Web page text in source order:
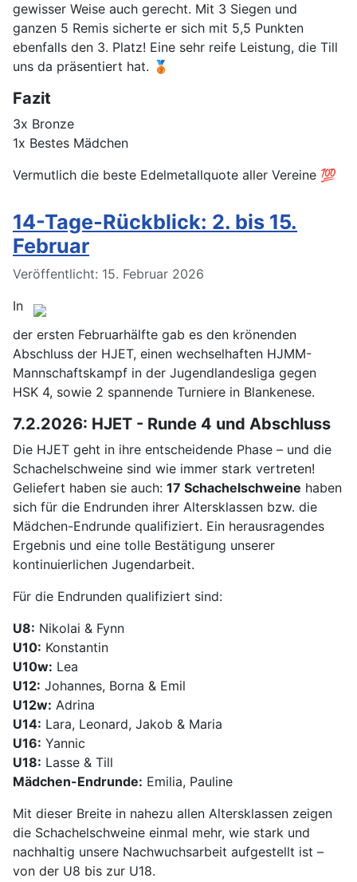
gewisser Weise auch gerecht. Mit 3 Siegen und
ganzen 5 Remis sicherte er sich mit 5,5 Punkten
ebenfalls den 3. Platz! Eine sehr reife Leistung, die Till
uns da präsentiert hat. 🥉
Fazit
3x Bronze
1x Bestes Mädchen
Vermutlich die beste Edelmetallquote aller Vereine 💯
14-Tage-Rückblick: 2. bis 15.
Februar
Details
Veröffentlicht: 15. Februar 2026
In
der ersten Februarhälfte gab es den krönenden
Abschluss der HJET, einen wechselhaften HJMM-
Mannschaftskampf in der Jugendlandesliga gegen
HSK 4, sowie 2 spannende Turniere in Blankenese.
7.2.2026: HJET - Runde 4 und Abschluss
Die HJET geht in ihre entscheidende Phase – und die
Schachelschweine sind wie immer stark vertreten!
Geliefert haben sie auch: 17 Schachelschweine haben
sich für die Endrunden ihrer Altersklassen bzw. die
Mädchen-Endrunde qualifiziert. Ein herausragendes
Ergebnis und eine tolle Bestätigung unserer
kontinuierlichen Jugendarbeit.
Für die Endrunden qualifiziert sind:
U8: Nikolai & Fynn
U10: Konstantin
U10w: Lea
U12: Johannes, Borna & Emil
U12w: Adrina
U14: Lara, Leonard, Jakob & Maria
U16: Yannic
U18: Lasse & Till
Mädchen-Endrunde: Emilia, Pauline
Mit dieser Breite in nahezu allen Altersklassen zeigen
die Schachelschweine einmal mehr, wie stark und
nachhaltig unsere Nachwuchsarbeit aufgestellt ist –
von der U8 bis zur U18.